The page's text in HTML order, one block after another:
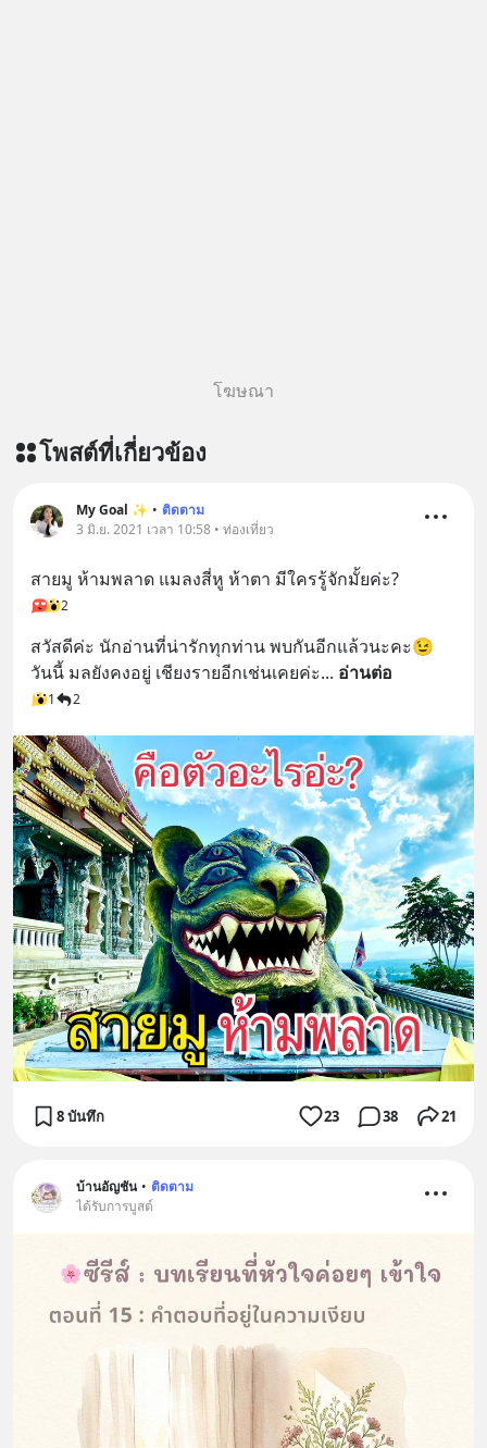
โฆษณา
โพสต์ที่เกี่ยวข้อง
My Goal ✨ • ติดตาม
3 มิ.ย. 2021 เวลา 10:58 • ท่องเที่ยว
สายมู ห้ามพลาด แมลงสี่หู ห้าตา มีใครรู้จักมั้ยค่ะ?
2
สวัสดีค่ะ นักอ่านที่น่ารักทุกท่าน พบกันอีกแล้วนะคะ😉
วันนี้ มลยังคงอยู่ เชียงรายอีกเช่นเคยค่ะ... อ่านต่อ
1 2
8 บันทึก 23 38 21
บ้านอัญชัน • ติดตาม
ได้รับการบูสต์